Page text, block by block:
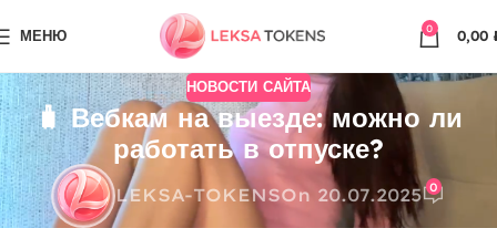
МЕНЮ 0 0,00
НОВОСТИ САЙТА
🧳 Вебкам на выезде: можно ли
работать в отпуске?
LEKSA-TOKENSOn 20.07.2025 0